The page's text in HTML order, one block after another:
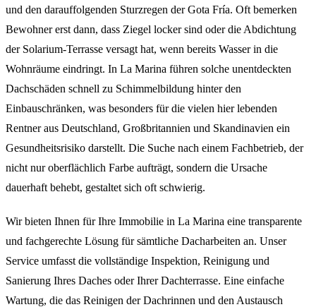
und den darauffolgenden Sturzregen der Gota Fría. Oft bemerken
Bewohner erst dann, dass Ziegel locker sind oder die Abdichtung
der Solarium-Terrasse versagt hat, wenn bereits Wasser in die
Wohnräume eindringt. In La Marina führen solche unentdeckten
Dachschäden schnell zu Schimmelbildung hinter den
Einbauschränken, was besonders für die vielen hier lebenden
Rentner aus Deutschland, Großbritannien und Skandinavien ein
Gesundheitsrisiko darstellt. Die Suche nach einem Fachbetrieb, der
nicht nur oberflächlich Farbe aufträgt, sondern die Ursache
dauerhaft behebt, gestaltet sich oft schwierig.
Wir bieten Ihnen für Ihre Immobilie in La Marina eine transparente
und fachgerechte Lösung für sämtliche Dacharbeiten an. Unser
Service umfasst die vollständige Inspektion, Reinigung und
Sanierung Ihres Daches oder Ihrer Dachterrasse. Eine einfache
Wartung, die das Reinigen der Dachrinnen und den Austausch